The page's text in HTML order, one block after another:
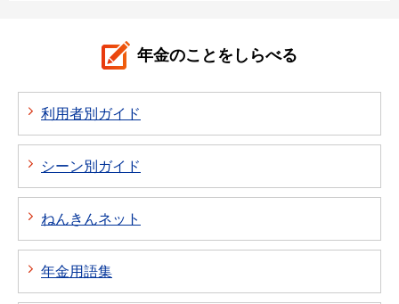
年金のことをしらべる
利用者別ガイド
シーン別ガイド
ねんきんネット
年金用語集